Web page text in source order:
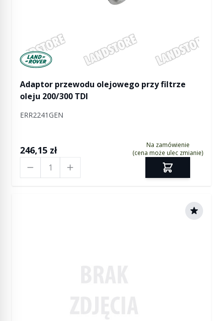
Manufactured by Land rover
Adaptor przewodu olejowego przy filtrze
oleju 200/300 TDI
ERR2241GEN
246,15 zł
Na zamówienie
(cena może ulec zmianie)